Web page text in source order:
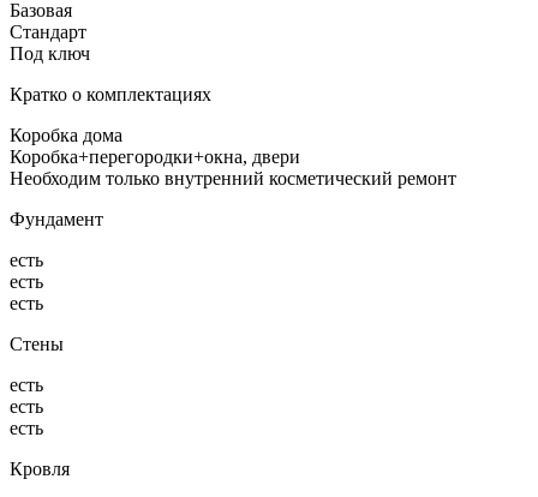
Базовая
Стандарт
Под ключ
Кратко о комплектациях
Коробка дома
Коробка+перегородки+окна, двери
Необходим только внутренний косметический ремонт
Фундамент
есть
есть
есть
Стены
есть
есть
есть
Кровля